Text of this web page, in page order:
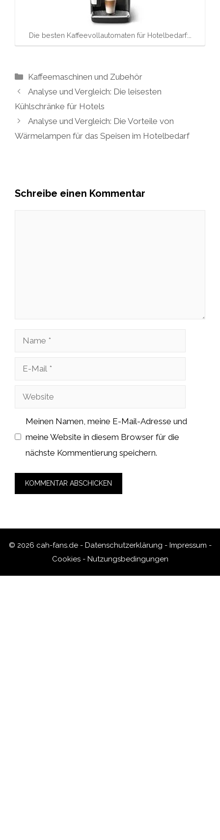
Die besten Kaffeevollautomaten für Hotelbedarf:…
Kategorien
Kaffeemaschinen und Zubehör
Analyse und Vergleich: Die leisesten
Kühlschränke für Hotels
Analyse und Vergleich: Die Vorteile von
Wärmelampen für das Speisen im Hotelbedarf
Schreibe einen Kommentar
Name
Website
Meinen Namen, meine E-Mail-Adresse und
meine Website in diesem Browser für die
nächste Kommentierung speichern.
© 2026 cah-fans.de - Datenschutzerklärung - Impressum -
Cookies- Nutzungsbedingungen